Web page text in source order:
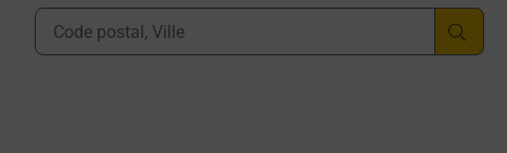
Ville, Département, Code Postal